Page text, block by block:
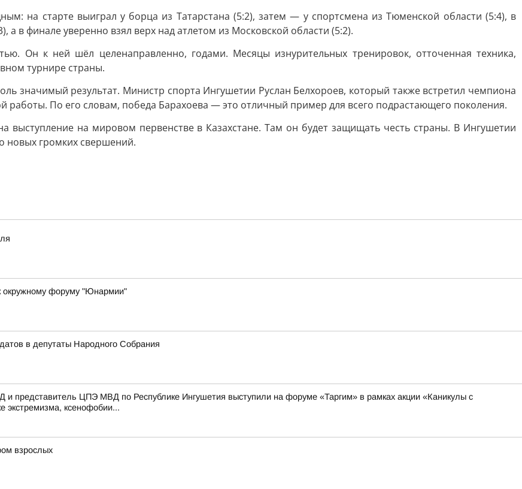
на старте выиграл у борца из Татарстана (5:2), затем — у спортсмена из Тюменской области (5:4), в
а в финале уверенно взял верх над атлетом из Московской области (5:2).
Он к ней шёл целенаправленно, годами. Месяцы изнурительных тренировок, отточенная техника,
турнире страны.
значимый результат. Министр спорта Ингушетии Руслан Белхороев, который также встретил чемпиона
работы. По его словам, победа Барахоева — это отличный пример для всего подрастающего поколения.
выступление на мировом первенстве в Казахстане. Там он будет защищать честь страны. В Ингушетии
новых громких свершений.
окружному форуму "Юнармии"
в депутаты Народного Собрания
представитель ЦПЭ МВД по Республике Ингушетия выступили на форуме «Таргим» в рамках акции «Каникулы с
экстремизма, ксенофобии...
взрослых